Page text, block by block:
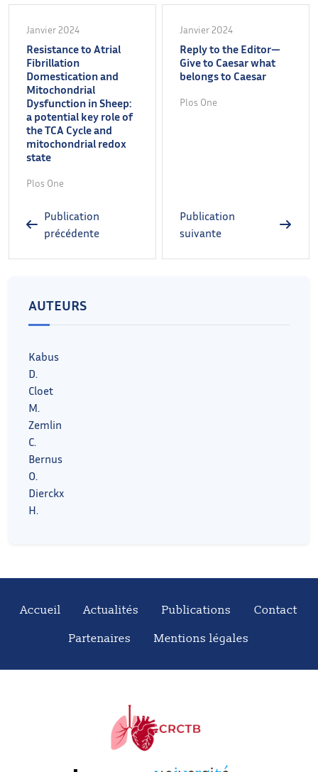
Janvier 2024
Resistance to Atrial
Fibrillation
Domestication and
Mitochondrial
Dysfunction in Sheep:
a potential key role of
the TCA Cycle and
mitochondrial redox
state
Plos One
Publication
précédente
Janvier 2024
Reply to the Editor—
Give to Caesar what
belongs to Caesar
Plos One
Publication
suivante
AUTEURS
Kabus
D.
Cloet
M.
Zemlin
C.
Bernus
O.
Dierckx
H.
Accueil Actualités Publications
Contact
Partenaires
Mentions légales